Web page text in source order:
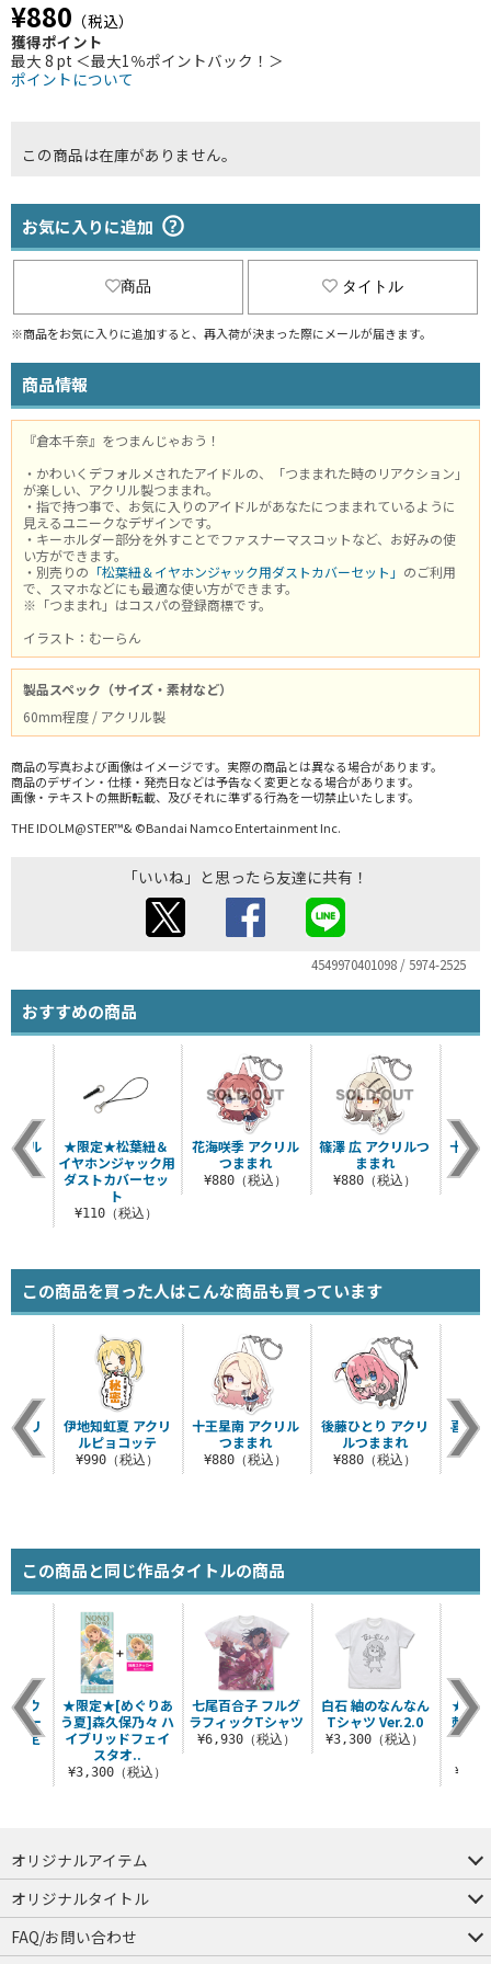
¥880 （税込）
獲得ポイント
最大 8 pt ＜最大1％ポイントバック！＞
ポイントについて
この商品は在庫がありません。
お気に入りに追加
商品 タイトル
※商品をお気に入りに追加すると、再入荷が決まった際にメールが届きます。
商品情報
『倉本千奈』をつまんじゃおう！
・かわいくデフォルメされたアイドルの、「つままれた時のリアクション」
が楽しい、アクリル製つままれ。
・指で持つ事で、お気に入りのアイドルがあなたにつままれているように
見えるユニークなデザインです。
・キーホルダー部分を外すことでファスナーマスコットなど、お好みの使
い方ができます。
・別売りの 「松葉紐＆イヤホンジャック用ダストカバーセット」 のご利用
で、スマホなどにも最適な使い方ができます。
※「つままれ」はコスパの登録商標です。
イラスト：むーらん
製品スペック（サイズ・素材など）
60mm程度 / アクリル製
商品の写真および画像はイメージです。実際の商品とは異なる場合があります。
商品のデザイン・仕様・発売日などは予告なく変更となる場合があります。
画像・テキストの無断転載、及びそれに準ずる行為を一切禁止いたします。
THE IDOLM@STER™& ©Bandai Namco Entertainment Inc.
「いいね」と思ったら友達に共有！
4549970401098 / 5974-2525
おすすめの商品
花海咲季 アクリル
つままれ
¥880（税込）
篠澤 広 アクリルつ
ままれ
¥880（税込）
十王
リル
★限定★松葉紐＆
イヤホンジャック用
ダストカバーセッ
ト
¥110（税込）
この商品を買った人はこんな商品も買っています
十王星南 アクリル
つままれ
¥880（税込）
後藤ひとり アクリ
ルつままれ
¥880（税込）
喜多
クリ
テ
込）
伊地知虹夏 アクリ
ルピョコッテ
¥990（税込）
この商品と同じ作品タイトルの商品
七尾百合子 フルグ
ラフィックTシャツ
¥6,930（税込）
白石 紬のなんなん
Tシャツ Ver.2.0
¥3,300（税込）
★限
刺繍
（限
ィウ
アー
限定
★限定★[めぐりあ
う夏]森久保乃々 ハ
イブリッドフェイ
スタオ..
¥3,300（税込）
オリジナルアイテム
つままれ
つかまれ
ピョコッテ
オリジナルタイトル
アイテムヤ
ミスカトニック大學購買部
FAQ/お問い合わせ